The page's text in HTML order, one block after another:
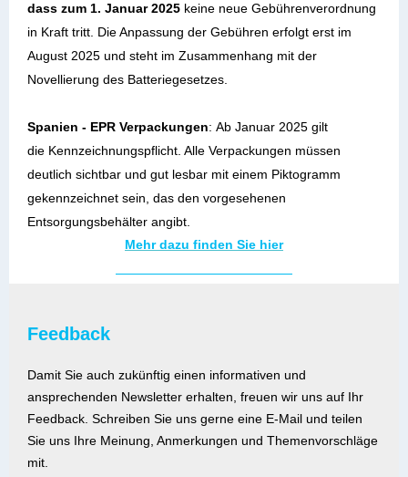
dass zum 1. Januar 2025 keine neue Gebührenverordnung
in Kraft tritt. Die Anpassung der Gebühren erfolgt erst im
August 2025 und steht im Zusammenhang mit der
Novellierung des Batteriegesetzes.
Spanien - EPR Verpackungen: Ab Januar 2025 gilt
die Kennzeichnungspflicht Alle Verpackungen müssen
deutlich sichtbar und gut lesbar mit einem Piktogramm
gekennzeichnet sein, das den vorgesehenen
Entsorgungsbehälter angibt.
Mehr dazu finden Sie hier
Feedback
Damit Sie auch zukünftig einen informativen und
ansprechenden Newsletter erhalten, freuen wir uns auf Ihr
Feedback. Schreiben Sie uns gerne eine E-Mail und teilen
Sie uns Ihre Meinung, Anmerkungen und Themenvorschläge
mit.